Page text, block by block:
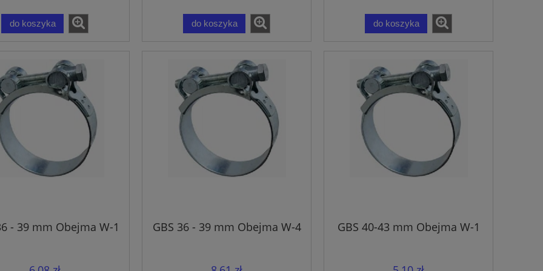
do koszyka do koszyka do koszyka
- 39 mm Obejma W-1 GBS 36 - 39 mm Obejma W-4 GBS 40-43 mm Obejma W-1